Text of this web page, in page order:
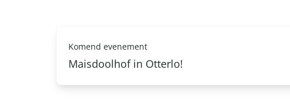
Komend evenement
Maisdoolhof in Otterlo!